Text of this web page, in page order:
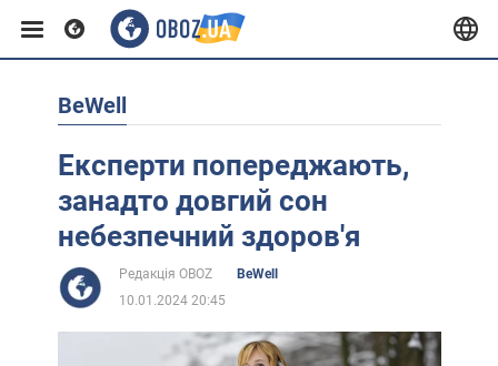
Європа
США
Африка
BeWell
Експерти попереджають,
занадто довгий сон
небезпечний здоров'я
Редакція OBOZ
BeWell
10.01.2024 20:45